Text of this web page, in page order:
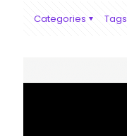
Categories Tags